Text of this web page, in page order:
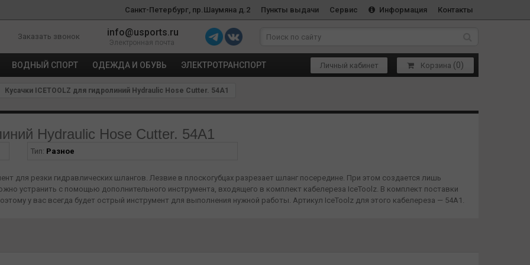
Санкт-Петербург, пр.Шаумяна д.2 Пункты выдачи Сервис Информация Контакты
Заказать звонок info@usports.ru
Электронная почта
ВОДНЫЙ СПОРТ ОДЕЖДА И ОБУВЬ ЭЛЕКТРОТРАНСПОРТ Личный кабинет Корзина (0)
Кусачки ICETOOLZ для гидролиний Hydraulic Hose Cutter. 54A1
Hydraulic Hose Cutter. 54A1
Тип: Разное
для резки гидравлических шлангов. Лезвие в плоскогубцах разрезает шланг посередине. При этом создается лишь
устранить с помощью дополнительного инструмента, входящего в комплект кабелереза ​​IceToolz. В комплект поставки
у вас всегда будет острый инструмент для выполнения нужной работы. Артикул IceToolz для этого кабелереза ​​— 54A1.